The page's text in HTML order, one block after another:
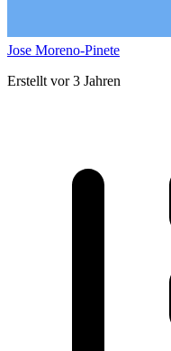
Jose Moreno-Pinete
Erstellt vor 3 Jahren